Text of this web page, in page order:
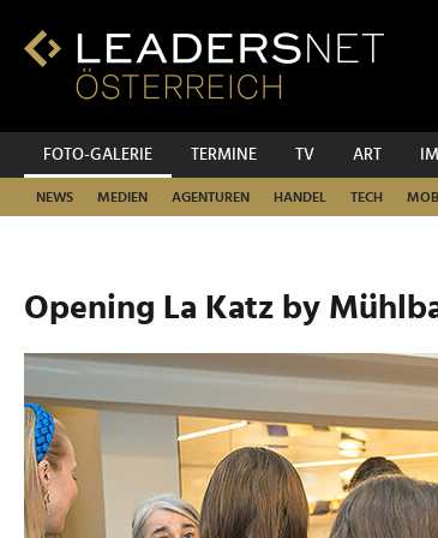
Inhalt
Fußzeilen-
Hauptnavigation
FOTO-GALERIE TERMINE TV ART
NEWS MEDIEN AGENTUREN HANDEL TECH
Opening La Katz by